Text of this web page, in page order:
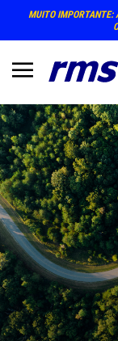
MUITO IMPORTANTE: